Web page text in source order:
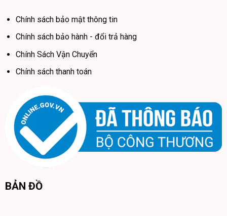
Chính sách bảo mật thông tin
Chính sách bảo hành - đổi trả hàng
Chính Sách Vận Chuyển
Chính sách thanh toán
BẢN ĐỒ